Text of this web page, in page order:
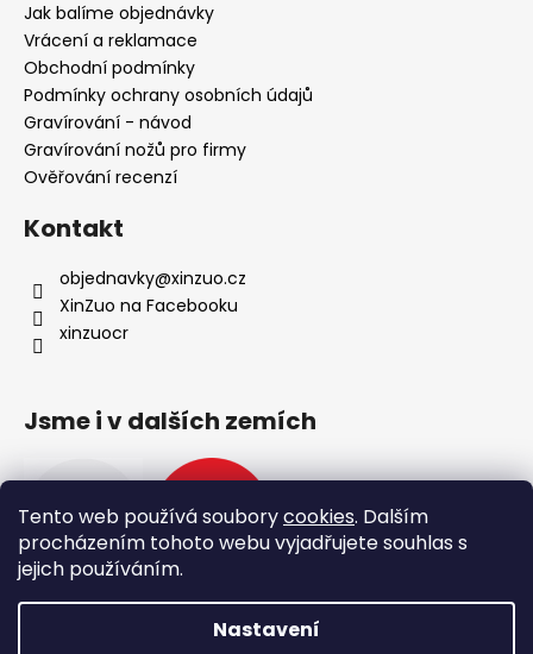
Tento web používá souborycookies. Dalším
procházením tohoto webu vyjadřujete souhlas s
jejich používáním.
Nastavení
Jak balíme objednávky
Vrácení a reklamace
Obchodní podmínky
Podmínky ochrany osobních údajů
Gravírování - návod
Gravírování nožů pro firmy
Ověřování recenzí
Kontakt
objednavky@xinzuo.cz
XinZuo na Facebooku
xinzuocr
Jsme i v dalších zemích